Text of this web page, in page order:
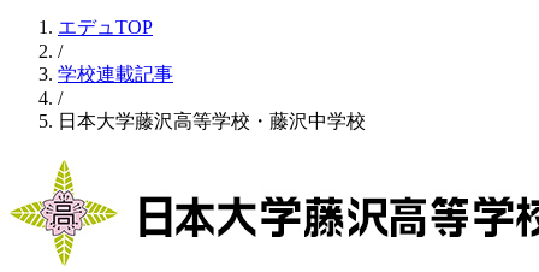
エデュTOP
/
学校連載記事
/
日本大学藤沢高等学校・藤沢中学校